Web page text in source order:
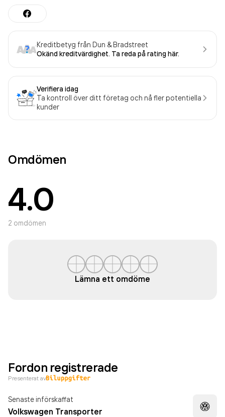
Kreditbetyg från Dun & Bradstreet
Okänd kreditvärdighet. Ta reda på rating här.
Verifiera idag
Ta kontroll över ditt företag och nå fler potentiella
kunder
Omdömen
4.0
2 omdömen
Lämna ett omdöme
Fordon registrerade
Presenterat av
Senaste införskaffat
Volkswagen Transporter